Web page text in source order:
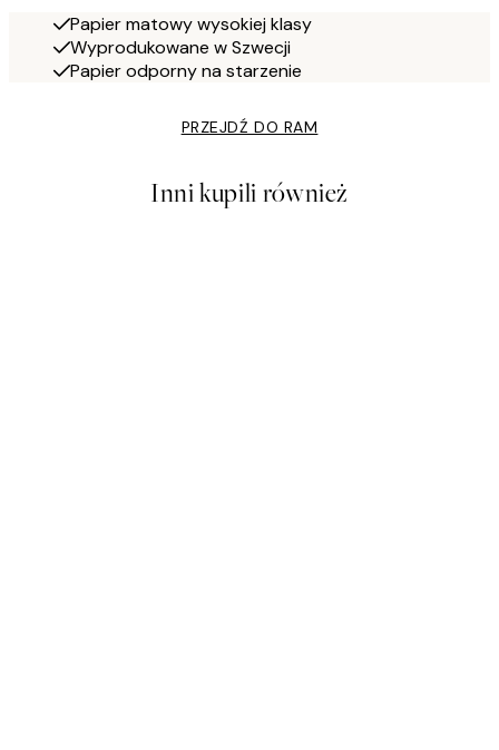
Papier matowy wysokiej klasy
Wyprodukowane w Szwecji
Papier odporny na starzenie
PRZEJDŹ DO RAM
Inni kupili również